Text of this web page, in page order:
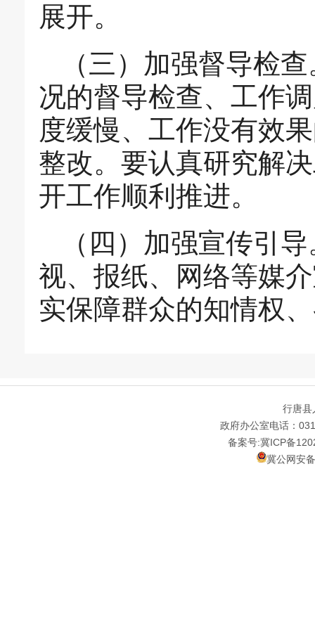
展开。
（三）加强督导检
况的督导检查、工作
度缓慢、工作没有效
整改。要认真研究解
开工作顺利推进。
（四）加强宣传引
视、报纸、网络等媒
实保障群众的知情权